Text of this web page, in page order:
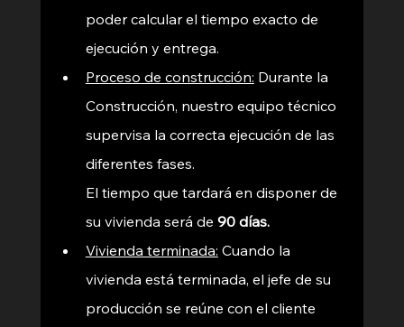
poder calcular el tiempo exacto de
ejecución y entrega.
Proceso de construcción: Durante la
Construcción, nuestro equipo técnico
supervisa la correcta ejecución de las
diferentes fases.
El tiempo que tardará en disponer de
su vivienda será de 90 días.
Vivienda terminada: Cuando la
vivienda está terminada, el jefe de su
producción se reúne con el cliente